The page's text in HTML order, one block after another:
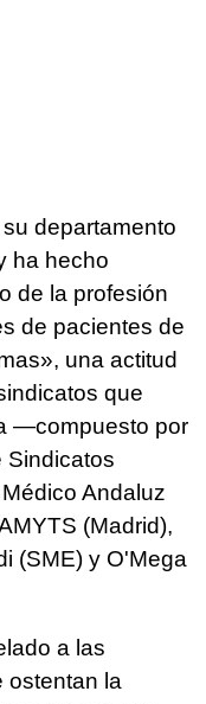
departamento
ha hecho
de la profesión
de pacientes de
una actitud
que
—compuesto por
Sindicatos
Andaluz
(Madrid),
(SME) y O'Mega
a las
ostentan la